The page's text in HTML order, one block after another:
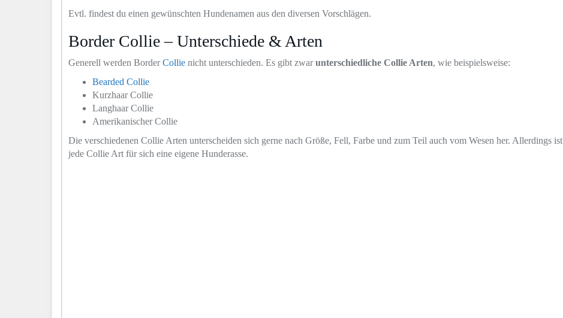
Evtl. findest du einen gewünschten Hundenamen aus den diversen Vorschlägen.
Border Collie – Unterschiede & Arten
Generell werden BorderCollie nicht unterschieden. Es gibt zwarunterschiedliche Collie Arten, wie beispielsweise:
Bearded Collie
Kurzhaar Collie
Langhaar Collie
Amerikanischer Collie
Die verschiedenen Collie Arten unterscheiden sich gerne nach Größe, Fell, Farbe und zum Teil auch vom Wesen her. Allerdings ist
jede Collie Art für sich eine eigene Hunderasse.